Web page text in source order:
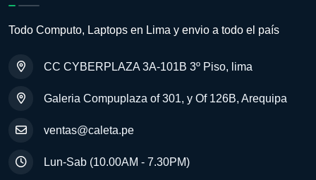
Todo Computo, Laptops en Lima y envio a todo el país
CC CYBERPLAZA 3A-101B 3º Piso, lima
Galeria Compuplaza of 301, y Of 126B, Arequipa
ventas@caleta.pe
Lun-Sab (10.00AM - 7.30PM)